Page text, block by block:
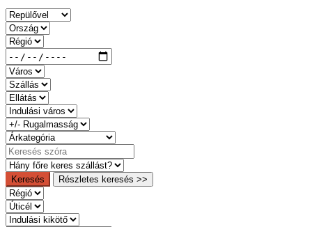
Keresés Részletes keresés >>